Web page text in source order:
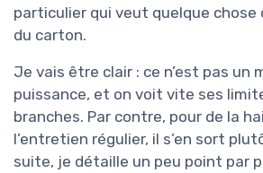
particulier qui veut quelque chose
du carton.
Je vais être clair : ce n’est pas un
puissance, et on voit vite ses
branches. Par contre, pour de la
l’entretien régulier, il s’en sort
suite, je détaille un peu point par